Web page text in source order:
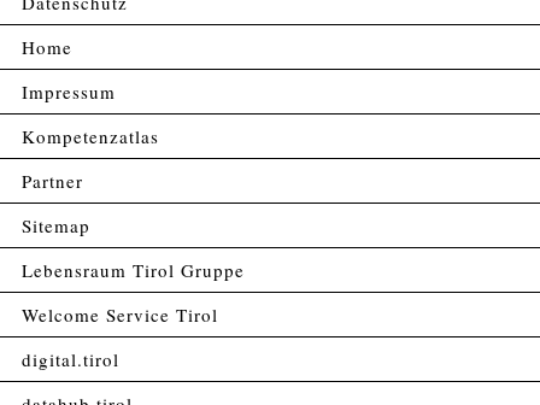
Home
Impressum
Kompetenzatlas
Partner
Sitemap
Lebensraum Tirol Gruppe
Welcome Service Tirol
digital.tirol